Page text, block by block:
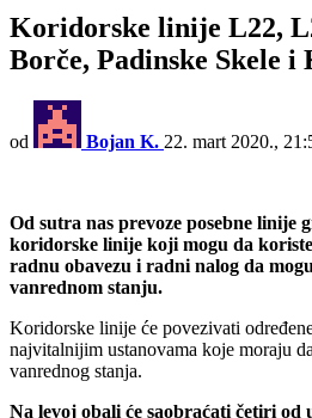
Koridorske linije L22,
Borče, Padinske Skele i
od Bojan K. 22. mart 2020.,
Od sutra nas prevoze posebne linije
koridorske linije koji mogu da
radnu obavezu i radni nalog da
vanrednom stanju.
Koridorske linije će povezivati
najvitalnijim ustanovama koje moraju
vanrednog stanja.
Na levoj obali će saobraćati četiri